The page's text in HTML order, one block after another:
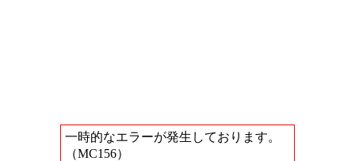
一時的なエラーが発生しております。
（MC156）